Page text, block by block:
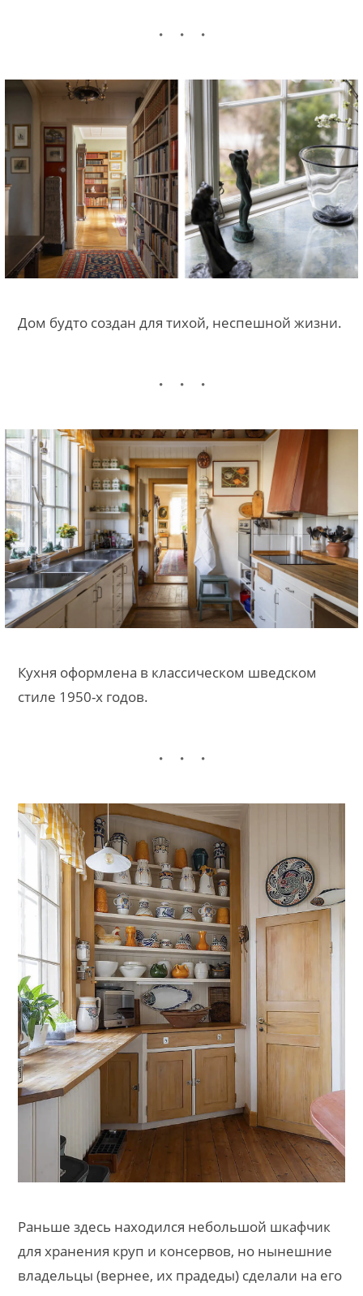
Дом будто создан для тихой, неспешной жизни.
Кухня оформлена в классическом шведском
стиле 1950-х годов.
Раньше здесь находился небольшой шкафчик
для хранения круп и консервов, но нынешние
владельцы (вернее, их прадеды) сделали на его